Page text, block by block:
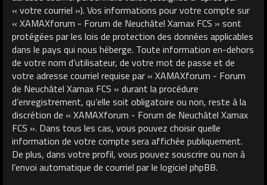
« votre courriel »). Vos informations pour votre compte sur
« XAMAXforum - Forum de Neuchâtel Xamax FCS » sont
protégées par les lois de protection des données applicables
dans le pays qui nous héberge. Toute information en-dehors
de votre nom d’utilisateur, de votre mot de passe et de
votre adresse courriel requise par « XAMAXforum - Forum
de Neuchâtel Xamax FCS » durant la procédure
d’enregistrement, qu’elle soit obligatoire ou non, reste à la
discrétion de « XAMAXforum - Forum de Neuchâtel Xamax
FCS ». Dans tous les cas, vous pouvez choisir quelle
information de votre compte sera affichée publiquement.
De plus, dans votre profil, vous pouvez souscrire ou non à
l’envoi automatique de courriel par le logiciel phpBB.